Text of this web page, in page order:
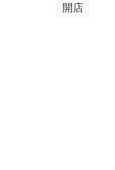
開店